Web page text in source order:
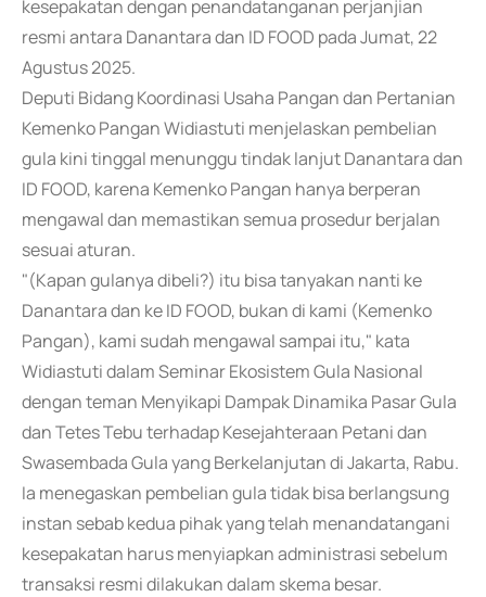
kesepakatan dengan penandatanganan perjanjian
resmi antara Danantara dan ID FOOD pada Jumat, 22
Agustus 2025.
Deputi Bidang Koordinasi Usaha Pangan dan Pertanian
Kemenko Pangan Widiastuti menjelaskan pembelian
gula kini tinggal menunggu tindak lanjut Danantara dan
ID FOOD, karena Kemenko Pangan hanya berperan
mengawal dan memastikan semua prosedur berjalan
sesuai aturan.
"(Kapan gulanya dibeli?) itu bisa tanyakan nanti ke
Danantara dan ke ID FOOD, bukan di kami (Kemenko
Pangan), kami sudah mengawal sampai itu," kata
Widiastuti dalam Seminar Ekosistem Gula Nasional
dengan teman Menyikapi Dampak Dinamika Pasar Gula
dan Tetes Tebu terhadap Kesejahteraan Petani dan
Swasembada Gula yang Berkelanjutan di Jakarta, Rabu.
Ia menegaskan pembelian gula tidak bisa berlangsung
instan sebab kedua pihak yang telah menandatangani
kesepakatan harus menyiapkan administrasi sebelum
transaksi resmi dilakukan dalam skema besar.